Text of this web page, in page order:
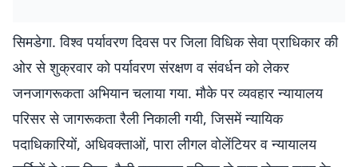
सिमडेगा. विश्व पर्यावरण दिवस पर जिला विधिक सेवा प्राधिकार की
ओर से शुक्रवार को पर्यावरण संरक्षण व संवर्धन को लेकर
जनजागरूकता अभियान चलाया गया. मौके पर व्यवहार न्यायालय
परिसर से जागरूकता रैली निकाली गयी, जिसमें न्यायिक
पदाधिकारियों, अधिवक्ताओं, पारा लीगल वोलेंटियर व न्यायालय